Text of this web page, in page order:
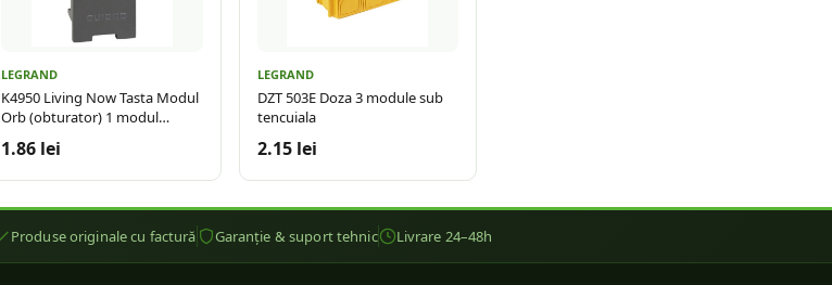
LEGRAND
K4950 Living Now Tasta Modul
Orb (obturator) 1 modul
1.86 lei
LEGRAND
DZT 503E Doza 3 module sub
tencuiala
2.15 lei
Produse originale cu factură Garanție & suport tehnic Livrare 24–48h